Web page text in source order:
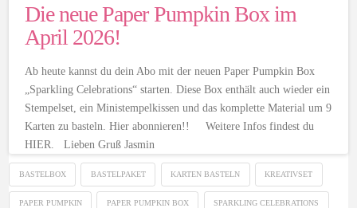
Die neue Paper Pumpkin Box im
April 2026!
Ab heute kannst du dein Abo mit der neuen Paper Pumpkin Box
„Sparkling Celebrations“ starten. Diese Box enthält auch wieder ein
Stempelset, ein Ministempelkissen und das komplette Material um 9
Karten zu basteln. Hier abonnieren!! Weitere Infos findest du
HIER. Lieben Gruß Jasmin
BASTELBOX BASTELPAKET KARTEN BASTELN KREATIVSET
PAPER PUMPKIN PAPER PUMPKIN BOX SPARKLING CELEBRATIONS